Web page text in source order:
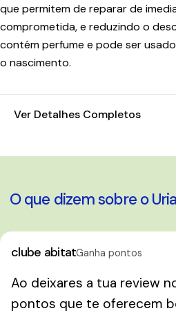
que permitem de reparar de
comprometida, e reduzindo o
contém perfume e pode ser
o nascimento.
Ver Detalhes Completos
O que dizem sobre o
clube abitatGanha pontos
Ao deixares a tua review
pontos que te oferecem